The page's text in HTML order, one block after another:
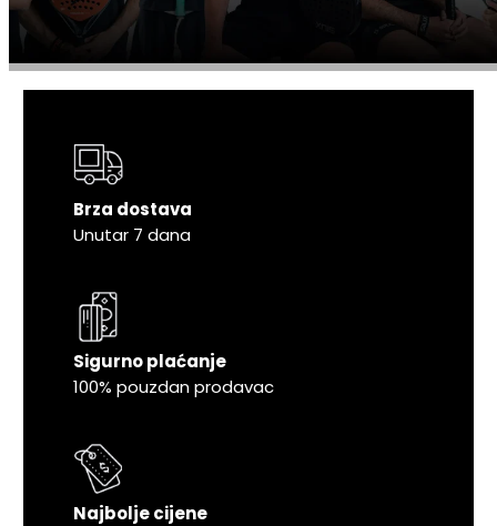
Brza dostava
Unutar 7 dana
Sigurno plaćanje
100% pouzdan prodavac
Najbolje cijene